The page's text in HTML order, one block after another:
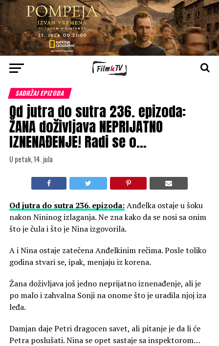
SADRŽAJ EPIZODA
Od jutra do sutra 236. epizoda:
ŽANA doživljava NEPRIJATNO
IZNENAĐENJE! Radi se o…
U petak, 14. jula
Od jutra do sutra 236. epizoda:Anđelka ostaje u šoku
nakon Nininog izlaganja. Ne zna kako da se nosi sa onim
što je čula i što je Nina izgovorila.
A i Nina ostaje zatečena Anđelkinim rečima. Posle toliko
godina stvari se, ipak, menjaju iz korena.
Žana doživljava još jedno neprijatno iznenađenje, ali je
po malo i zahvalna Sonji na onome što je uradila njoj iza
leđa.
Damjan daje Petri dragocen savet, ali pitanje je da li će
Petra poslušati. Nina se opet sastaje sa inspektorom…